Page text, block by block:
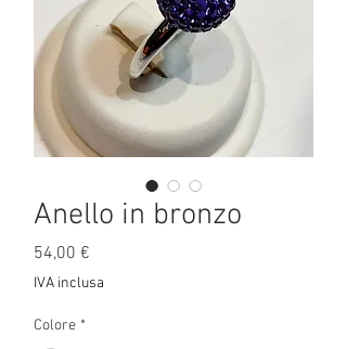
Anello in bronzo
54,00 €
IVA inclusa
Colore *